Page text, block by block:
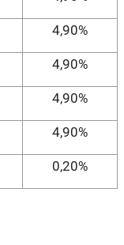
4,90%
4,90%
4,90%
4,90%
0,20%